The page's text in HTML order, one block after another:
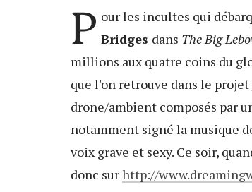
P our les incultes qui
Bridges dans The Big
millions aux quatre coins du
que l'on retrouve dans le projet
drone/ambient composés par
notamment signé la musique
voix grave et sexy. Ce soir,
donc surhttp://